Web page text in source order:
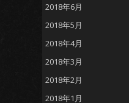
2018年6月
2018年5月
2018年4月
2018年3月
2018年2月
2018年1月